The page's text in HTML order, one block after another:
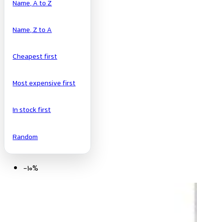
Name, A to Z
Name, Z to A
Cheapest first
Most expensive first
In stock first
Random
-10%